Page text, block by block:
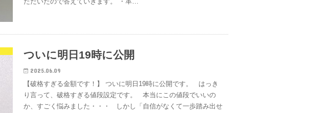
ついに明日19時に公開
2025.06.09
【破格すぎる金額です！】 ついに明日19時に公開です。 ​ ​ はっき
り言って、破格すぎる値段設定です。 ​ ​ 本当にこの値段でいいの
か、すごく悩みました・・・ ​ ​ しかし「自信がなくて一歩踏み出せ